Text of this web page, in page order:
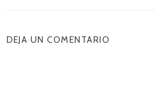
DEJA UN COMENTARIO